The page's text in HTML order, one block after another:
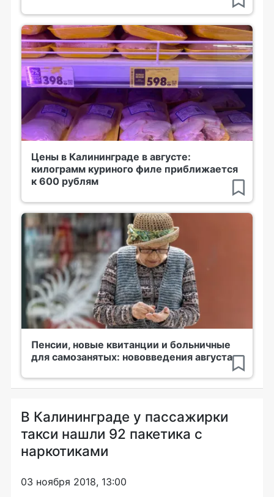
Цены в Калининграде в августе:
килограмм куриного филе приближается
к 600 рублям
Пенсии, новые квитанции и больничные
для самозанятых: нововведения августа
В Калининграде у пассажирки
такси нашли 92 пакетика с
наркотиками
03 ноября 2018, 13:00